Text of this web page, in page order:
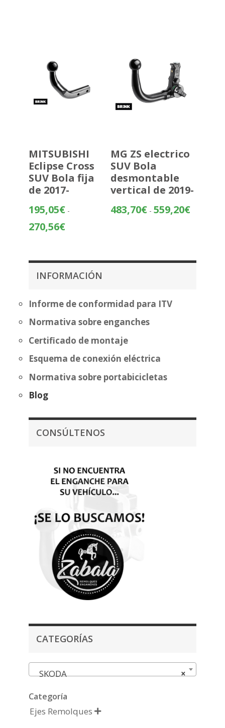
MITSUBISHI
Eclipse Cross
SUV Bola fija
de 2017-
195,05€ -
270,56€Rango
desde
hasta
MG ZS electrico
SUV Bola
desmontable
vertical de 2019-
483,70€ - 559,20€Rango
hasta
INFORMACIÓN
Informe de conformidad para ITV
Normativa sobre enganches
Certificado de montaje
Esquema de conexión eléctrica
Normativa sobre portabicicletas
Blog
CONSÚLTENOS
CATEGORÍAS
×
SKODA
Categoría
Ejes Remolques 